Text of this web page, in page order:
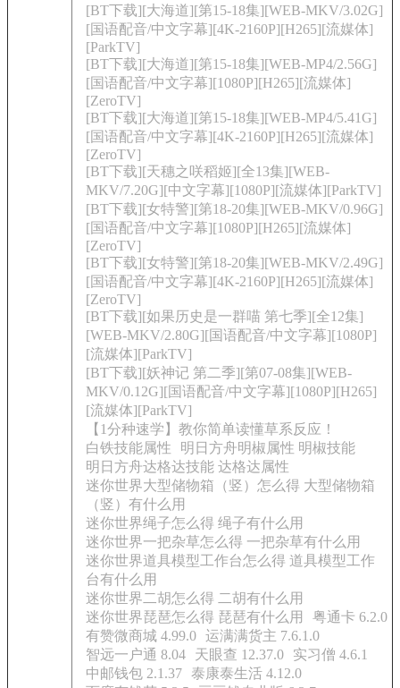
[BT下载][大海道][第15-18集][WEB-MKV/3.02G]
[国语配音/中文字幕][4K-2160P][H265][流媒体]
[ParkTV]
[BT下载][大海道][第15-18集][WEB-MP4/2.56G]
[国语配音/中文字幕][1080P][H265][流媒体]
[ZeroTV]
[BT下载][大海道][第15-18集][WEB-MP4/5.41G]
[国语配音/中文字幕][4K-2160P][H265][流媒体]
[ZeroTV]
[BT下载][天穗之咲稻姬][全13集][WEB-
MKV/7.20G][中文字幕][1080P][流媒体][ParkTV]
[BT下载][女特警][第18-20集][WEB-MKV/0.96G]
[国语配音/中文字幕][1080P][H265][流媒体]
[ZeroTV]
[BT下载][女特警][第18-20集][WEB-MKV/2.49G]
[国语配音/中文字幕][4K-2160P][H265][流媒体]
[ZeroTV]
[BT下载][如果历史是一群喵 第七季][全12集]
[WEB-MKV/2.80G][国语配音/中文字幕][1080P]
[流媒体][ParkTV]
[BT下载][妖神记 第二季][第07-08集][WEB-
MKV/0.12G][国语配音/中文字幕][1080P][H265]
[流媒体][ParkTV]
【1分种速学】教你简单读懂草系反应！
白铁技能属性
明日方舟明椒属性 明椒技能
明日方舟达格达技能 达格达属性
迷你世界大型储物箱（竖）怎么得 大型储物箱
（竖）有什么用
迷你世界绳子怎么得 绳子有什么用
迷你世界一把杂草怎么得 一把杂草有什么用
迷你世界道具模型工作台怎么得 道具模型工作
台有什么用
迷你世界二胡怎么得 二胡有什么用
迷你世界琵琶怎么得 琵琶有什么用
粤通卡 6.2.0
有赞微商城 4.99.0 运满满货主 7.6.1.0
智远一户通 8.04
天眼查 12.37.0
实习僧 4.6.1
中邮钱包 2.1.37 泰康泰生活 4.12.0